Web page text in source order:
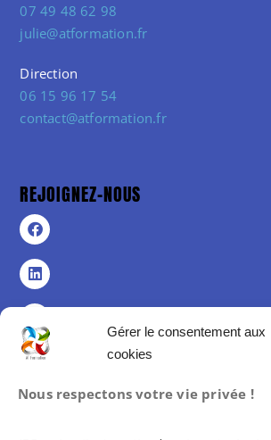
Gérer le consentement aux
cookies
Nous respectons votre vie privée !
07 49 48 62 98
julie@atformation.fr
Direction
06 15 96 17 54
contact@atformation.fr
REJOIGNEZ-NOUS
Politique de cookies (UE)